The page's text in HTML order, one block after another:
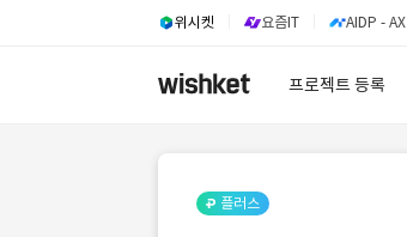
위시켓 요즘IT AIDP - AX
프로젝트 등록
플러스